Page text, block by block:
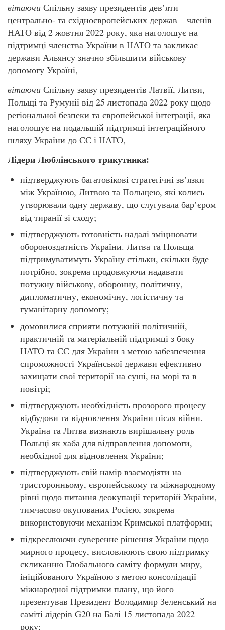
вітаючи Спільну заяву президентів дев’яти
центрально- та східноєвропейських держав – членів
НАТО від 2 жовтня 2022 року, яка наголошує на
підтримці членства України в НАТО та закликає
держави Альянсу значно збільшити військову
допомогу Україні,
вітаючи Спільну заяву президентів Латвії, Литви,
Польщі та Румунії від 25 листопада 2022 року щодо
регіональної безпеки та європейської інтеграції, яка
наголошує на подальшій підтримці інтеграційного
шляху України до ЄС і НАТО,
Лідери Люблінського трикутника:
підтверджують багатовікові стратегічні зв’язки
між Україною, Литвою та Польщею, які колись
утворювали одну державу, що слугувала бар’єром
від тиранії зі сходу;
підтверджують готовність надалі зміцнювати
обороноздатність України. Литва та Польща
підтримуватимуть Україну стільки, скільки буде
потрібно, зокрема продовжуючи надавати
потужну військову, оборонну, політичну,
дипломатичну, економічну, логістичну та
гуманітарну допомогу;
домовилися сприяти потужній політичній,
практичній та матеріальній підтримці з боку
НАТО та ЄС для України з метою забезпечення
спроможності Української держави ефективно
захищати свої території на суші, на морі та в
повітрі;
підтверджують необхідність прозорого процесу
відбудови та відновлення України після війни.
Україна та Литва визнають вирішальну роль
Польщі як хаба для відправлення допомоги,
необхідної для відновлення України;
підтверджують свій намір взаємодіяти на
тристоронньому, європейському та міжнародному
рівні щодо питання деокупації територій України,
тимчасово окупованих Росією, зокрема
використовуючи механізм Кримської платформи;
підкреслюючи суверенне рішення України щодо
мирного процесу, висловлюють свою підтримку
скликанню Глобального саміту формули миру,
ініційованого Україною з метою консолідації
міжнародної підтримки плану, що його
презентував Президент Володимир Зеленський на
саміті лідерів G20 на Балі 15 листопада 2022
року;